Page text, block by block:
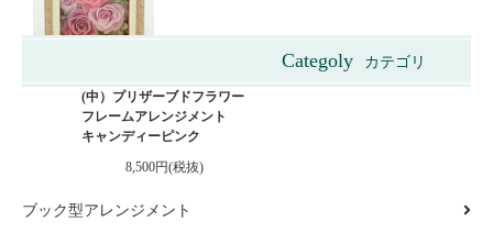
(中）プリザーブドフラワー
フレームアレンジメント
キャンディーピンク
8,500円(税抜)
Categoly カテゴリ
ブック型アレンジメント